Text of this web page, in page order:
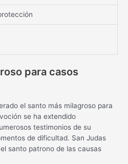
para casos
el santo más milagroso para
se ha extendido
testimonios de su
de dificultad. San Judas
santo patrono de las causas